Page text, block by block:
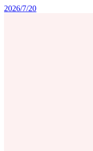
2026/7/20